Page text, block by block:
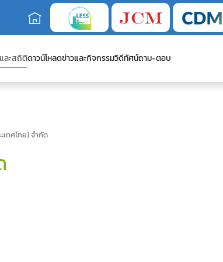
ละสถิติดาวน์โหลดข่าวและกิจกรรมวิดีทัศน์ถาม-ตอบ
ทศไทย) จำกัด